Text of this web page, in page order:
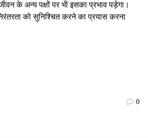
के अन्य पक्षों पर भी इसका प्रभाव पड़ेगा।
को सुनिश्चित करने का प्रयास करना
0